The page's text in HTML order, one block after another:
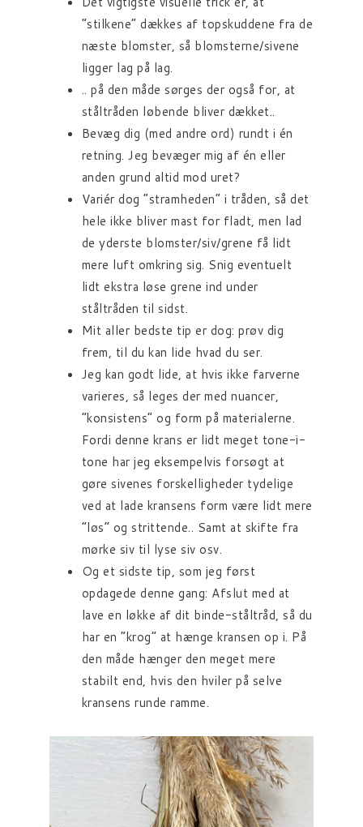
“stilkene” dækkes af topskuddene fra de
næste blomster, så blomsterne/sivene
ligger lag på lag.
.. på den måde sørges der også for, at
ståltråden løbende bliver dækket..
Bevæg dig (med andre ord) rundt i én
retning. Jeg bevæger mig af én eller
anden grund altid mod uret?
Variér dog “stramheden” i tråden, så det
hele ikke bliver mast for fladt, men lad
de yderste blomster/siv/grene få lidt
mere luft omkring sig. Snig eventuelt
lidt ekstra løse grene ind under
ståltråden til sidst.
Mit aller bedste tip er dog: prøv dig
frem, til du kan lide hvad du ser.
Jeg kan godt lide, at hvis ikke farverne
varieres, så leges der med nuancer,
“konsistens” og form på materialerne.
Fordi denne krans er lidt meget tone-i-
tone har jeg eksempelvis forsøgt at
gøre sivenes forskelligheder tydelige
ved at lade kransens form være lidt mere
“løs” og strittende.. Samt at skifte fra
mørke siv til lyse siv osv.
Og et sidste tip, som jeg først
opdagede denne gang: Afslut med at
lave en løkke af dit binde-ståltråd, så du
har en “krog” at hænge kransen op i. På
den måde hænger den meget mere
stabilt end, hvis den hviler på selve
kransens runde ramme.